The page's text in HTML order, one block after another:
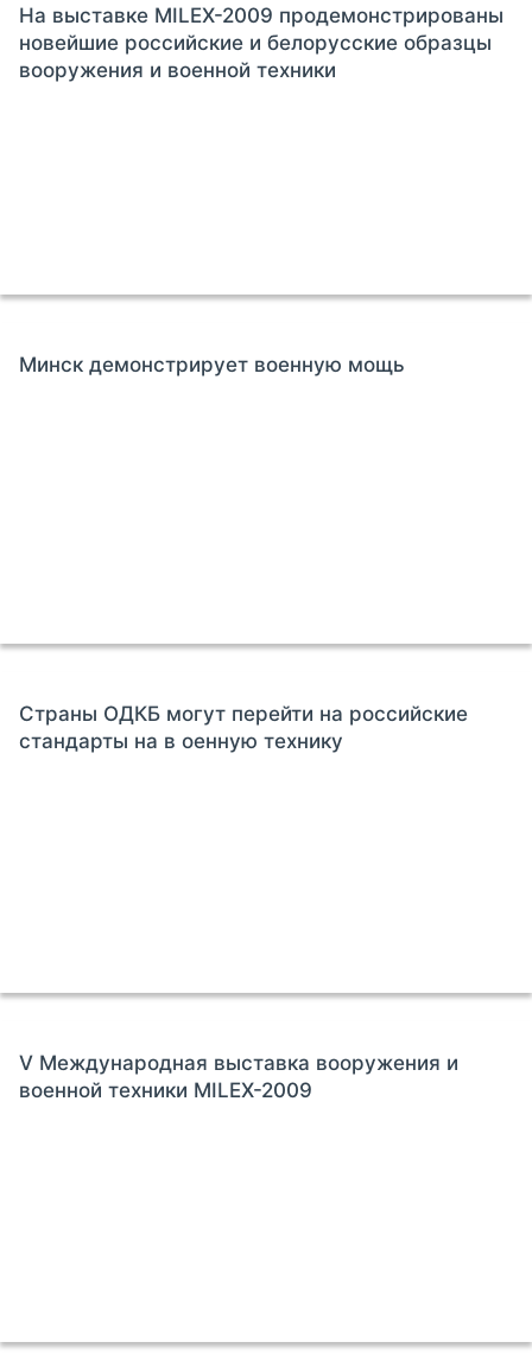
На выставке MILEX-2009 продемонстрированы
новейшие российские и белорусские образцы
вооружения и военной техники
Минск демонстрирует военную мощь
Страны ОДКБ могут перейти на российские
стандарты на в оенную технику
V Международная выставка вооружения и
военной техники MILEX-2009